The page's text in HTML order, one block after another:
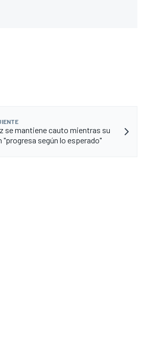
se mantiene cauto mientras su
"progresa según lo esperado"